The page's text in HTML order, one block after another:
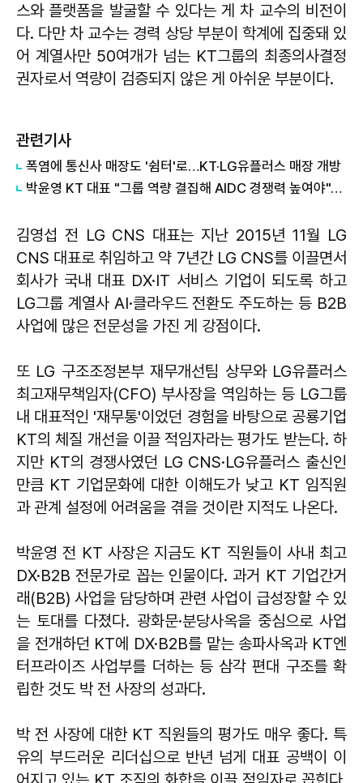
스와 플랫폼을 발굴할 수 있다는 게 차 교수의 비전이
다. 다만 차 교수는 경력 상당 부분이 학계에 집중돼 있
어 계열사만 50여개가 넘는 KT그룹의 최종의사결정
권자로서 역량이 검증되지 않은 게 아쉬운 부분이다.
관련기사
폭염에 통신사 매장도 '쉼터'로…KT·LG유플러스 매장 개방
박윤영 KT 대표 "그룹 역량 결집해 AIDC 경쟁력 높여야"…목동 KT클라우드 방문
김영섭 전 LG CNS 대표는 지난 2015년 11월 LG
CNS 대표로 취임하고 약 7년간 LG CNS를 이끌면서
회사가 국내 대표 DX·IT 서비스 기업이 되도록 하고
LG그룹 계열사 AI·클라우드 전환도 주도하는 등 B2B
사업에 많은 전문성을 가진 게 강점이다.
또 LG 구조조정본부 재무개선팀 상무와 LG유플러스
최고재무책임자(CFO) 부사장을 역임하는 등 LG그룹
내 대표적인 '재무통'이었던 경험을 바탕으로 공룡기업
KT의 체질 개선을 이끌 적임자라는 평가도 받는다. 하
지만 KT의 경쟁사였던 LG CNS·LG유플러스 출신인
만큼 KT 기업문화에 대한 이해도가 낮고 KT 임직원
과 관계 설정에 어려움을 겪을 것이란 지적도 나온다.
박윤영 전 KT 사장은 지금도 KT 직원들이 사내 최고
DX·B2B 전문가로 꼽는 인물이다. 과거 KT 기업간거
래(B2B) 사업을 담당하며 관련 사업이 급성장할 수 있
는 토대를 다졌다. 광화문·분당사옥을 중심으로 사업
을 전개하던 KT에 DX·B2B를 맡는 송파사옥과 KT엔
터프라이즈 사업부를 더하는 등 삼각 편대 구조를 확
립한 것도 박 전 사장의 성과다.
박 전 사장에 대한 KT 직원들의 평가도 매우 좋다. 특
유의 부드러운 리더십으로 반년 넘게 대표 공백이 이